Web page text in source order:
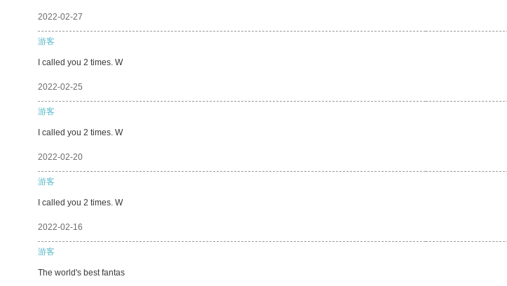
2022-02-27
游客
I called you 2 times. W
2022-02-25
游客
I called you 2 times. W
2022-02-20
游客
I called you 2 times. W
2022-02-16
游客
The world's best fantas